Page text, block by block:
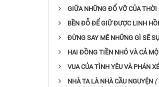
GIỮA NHỮNG ĐỔ VỠ CỦA
BỀN ĐỖ ĐỂ GIỮ ĐƯỢC LINH
ĐỪNG SAY MÊ NHỮNG GÌ SẼ
HAI ĐỒNG TIỀN NHỎ VÀ CẢ
VUA CỦA TÌNH YÊU VÀ PHÁN
NHÀ TA LÀ NHÀ CẦU NGUYỆN